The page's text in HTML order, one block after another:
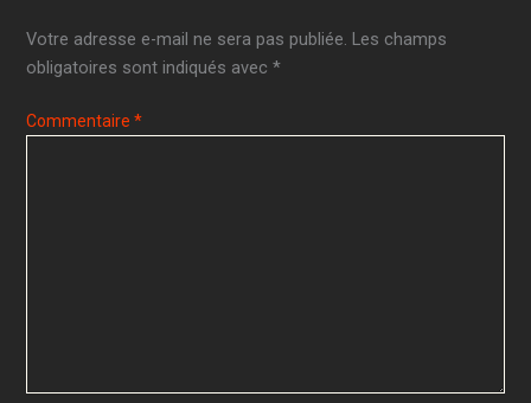
Votre adresse e-mail ne sera pas publiée. Les champs
obligatoires sont indiqués avec*
Commentaire*